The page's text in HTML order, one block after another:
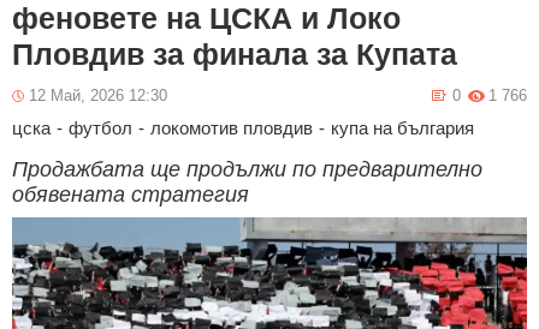
феновете на ЦСКА и Локо
Пловдив за финала за Купата
12 Май, 2026 12:30 1 766
0
цска - футбол - локомотив пловдив - купа на българия
Продажбата ще продължи по предварително
обявената стратегия